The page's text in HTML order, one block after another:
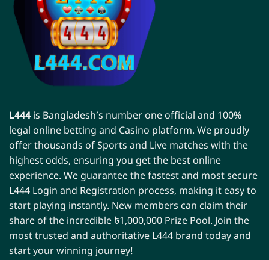
L444 is Bangladesh’s number one official and 100%
legal online betting and Casino platform. We proudly
offer thousands of Sports and Live matches with the
highest odds, ensuring you get the best online
experience. We guarantee the fastest and most secure
L444 Login and Registration process, making it easy to
start playing instantly. New members can claim their
share of the incredible ৳1,000,000 Prize Pool. Join the
most trusted and authoritative L444 brand today and
start your winning journey!